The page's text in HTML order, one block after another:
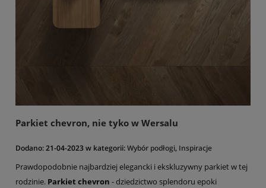
Parkiet chevron, nie tyko w Wersalu
Dodano:21-04-2023w kategorii:Wybór podłogi, Inspiracje
Prawdopodobnie najbardziej elegancki i ekskluzywny parkiet w tej
rodzinie. Parkiet chevron - dziedzictwo splendoru epoki